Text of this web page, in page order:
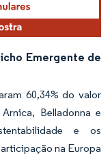
Emergente de
60,34% do valor
Belladonna e
e os
na Europa